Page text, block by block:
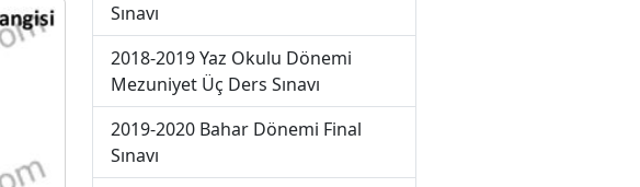
Sınavı
2018-2019 Yaz Okulu Dönemi
Mezuniyet Üç Ders Sınavı
2019-2020 Bahar Dönemi Final
Sınavı